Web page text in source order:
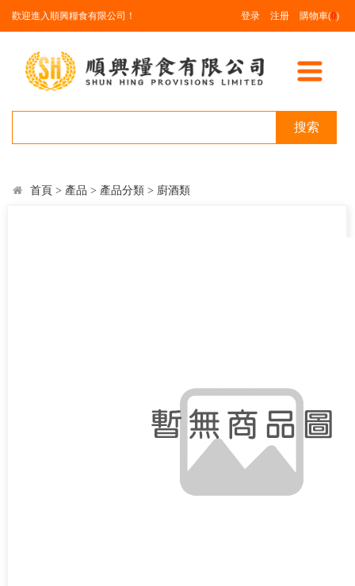
歡迎進入順興糧食有限公司！ 登录 注册 購物車(0)
搜索
首頁> 產品 > 產品分類> 廚酒類